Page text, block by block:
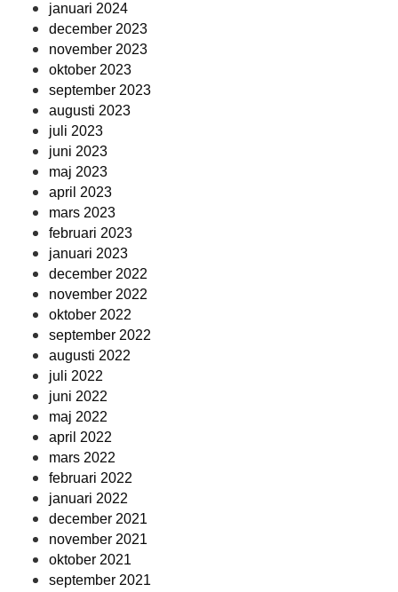
januari 2024
december 2023
november 2023
oktober 2023
september 2023
augusti 2023
juli 2023
juni 2023
maj 2023
april 2023
mars 2023
februari 2023
januari 2023
december 2022
november 2022
oktober 2022
september 2022
augusti 2022
juli 2022
juni 2022
maj 2022
april 2022
mars 2022
februari 2022
januari 2022
december 2021
november 2021
oktober 2021
september 2021